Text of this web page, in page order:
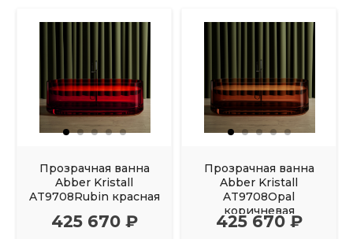
Прозрачная ванна
Abber Kristall
AT9708Rubin красная
425 670 ₽
Прозрачная ванна
Abber Kristall
AT9708Opal
коричневая
425 670 ₽